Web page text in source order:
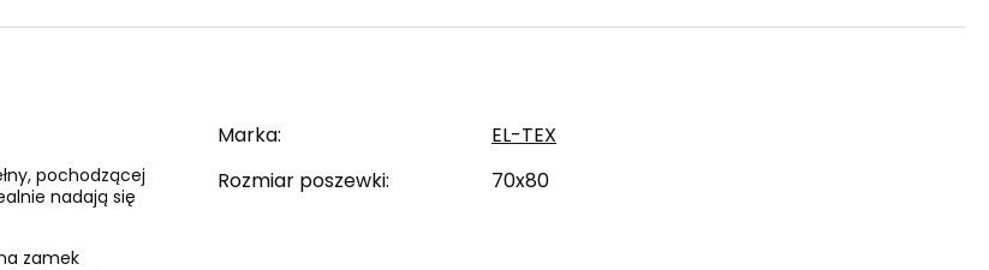
pochodzącej
nadają się
zamek
Marka EL-TEX
Rozmiar poszewki 70x80